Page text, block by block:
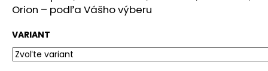
Orion – podľa Vášho výberu
VARIANT
HĽADAŤ
O